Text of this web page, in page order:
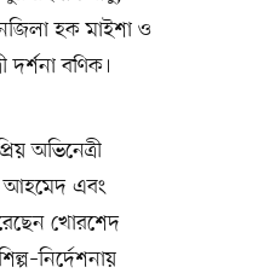
হক মাইশা ও
বণিক।
অভিনেত্রী
আহমেদ এবং
খোরশেদ